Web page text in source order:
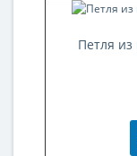
Петля